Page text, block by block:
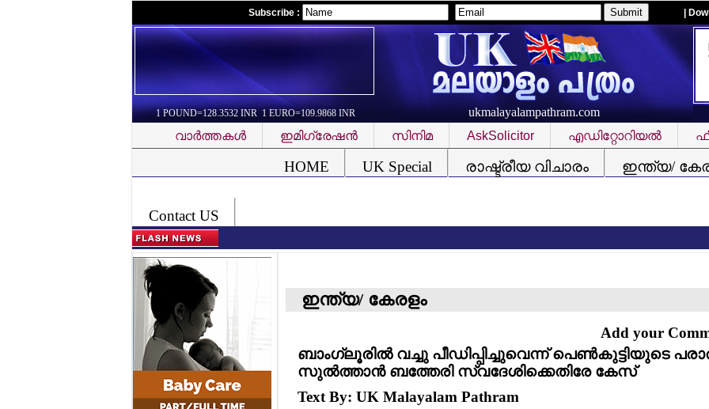
Subscribe : |
1 POUND=128.3532 INR 1 EURO=109.9868 INR ukmalayalampathram.com
വാര്‍ത്തകള്‍ ഇമിഗ്രേഷന്‍ സിനിമ AskSolicitor എഡിറ്റോറിയല്‍
HOME UK Special രാഷ്ട്രീയ വിചാരം
ഇന്ത്യ/
Contact US
ഇന്ത്യ/ കേരളം
Add your
ബാംഗ്ലൂരില്‍ വച്ചു പീഡിപ്പിച്ചുവെന്ന് പെണ്‍കുട്ടിയുടെ
സുല്‍ത്താന്‍ ബത്തേരി സ്വദേശിക്കെതിരേ കേസ്
Text By: UK Malayalam Pathram